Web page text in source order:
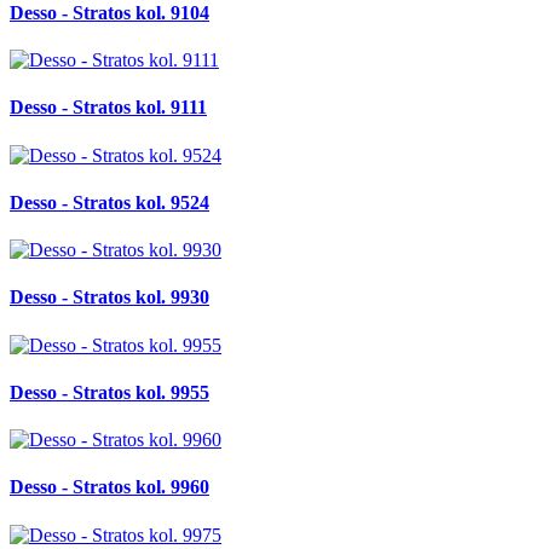
Desso - Stratos kol. 9104
Desso - Stratos kol. 9111
Desso - Stratos kol. 9524
Desso - Stratos kol. 9930
Desso - Stratos kol. 9955
Desso - Stratos kol. 9960